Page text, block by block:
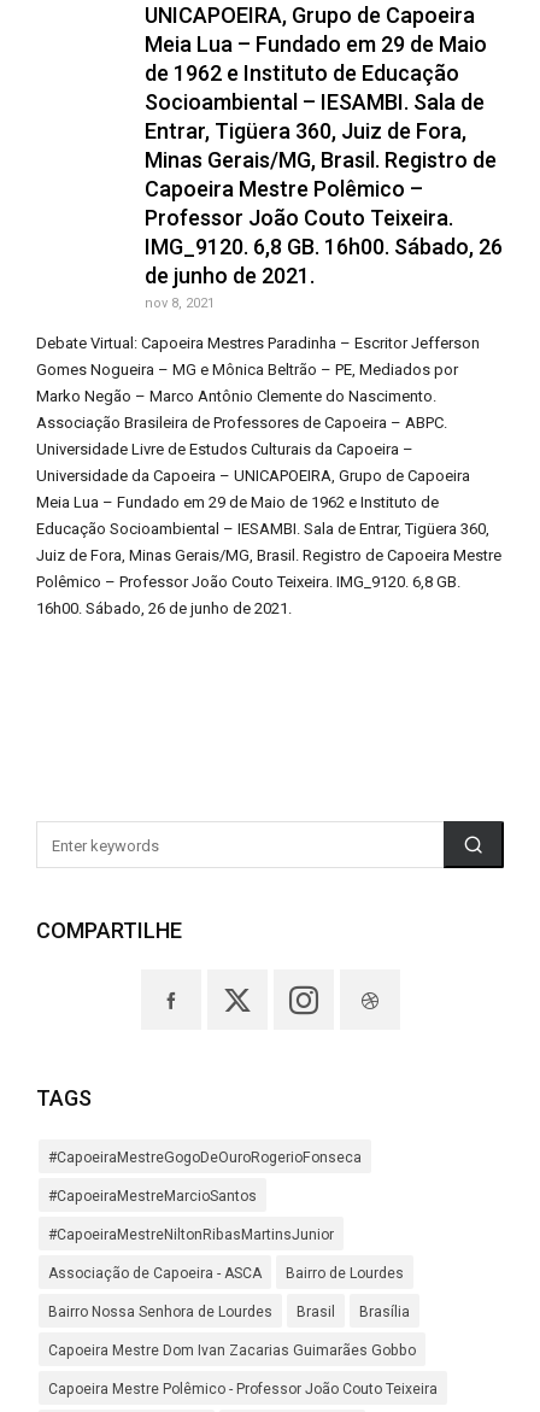
UNICAPOEIRA, Grupo de Capoeira
Meia Lua – Fundado em 29 de Maio
de 1962 e Instituto de Educação
Socioambiental – IESAMBI. Sala de
Entrar, Tigüera 360, Juiz de Fora,
Minas Gerais/MG, Brasil. Registro de
Capoeira Mestre Polêmico –
Professor João Couto Teixeira.
IMG_9120. 6,8 GB. 16h00. Sábado, 26
de junho de 2021.
nov 8, 2021
Debate Virtual: Capoeira Mestres Paradinha – Escritor Jefferson
Gomes Nogueira – MG e Mônica Beltrão – PE, Mediados por
Marko Negão – Marco Antônio Clemente do Nascimento.
Associação Brasileira de Professores de Capoeira – ABPC.
Universidade Livre de Estudos Culturais da Capoeira –
Universidade da Capoeira – UNICAPOEIRA, Grupo de Capoeira
Meia Lua – Fundado em 29 de Maio de 1962 e Instituto de
Educação Socioambiental – IESAMBI. Sala de Entrar, Tigüera 360,
Juiz de Fora, Minas Gerais/MG, Brasil. Registro de Capoeira Mestre
Polêmico – Professor João Couto Teixeira. IMG_9120. 6,8 GB.
16h00. Sábado, 26 de junho de 2021.
COMPARTILHE
TAGS
#CapoeiraMestreGogoDeOuroRogerioFonseca
#CapoeiraMestreMarcioSantos
#CapoeiraMestreNiltonRibasMartinsJunior
Associação de Capoeira - ASCA Bairro de Lourdes
Bairro Nossa Senhora de Lourdes Brasil Brasília
Capoeira Mestre Dom Ivan Zacarias Guimarães Gobbo
Capoeira Mestre Polêmico - Professor João Couto Teixeira